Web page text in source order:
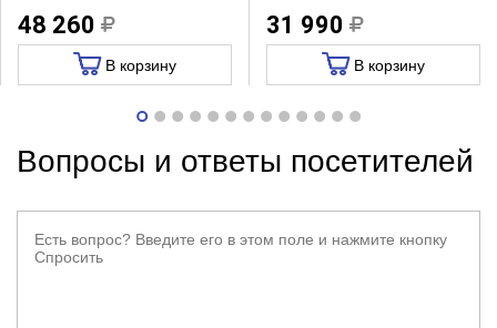
48 260
В корзину
31 990
В корзину
Вопросы и ответы посетителей